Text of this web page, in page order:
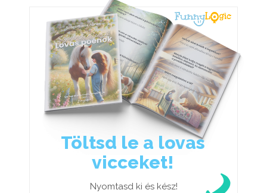
Töltsd le a lovas
vicceket!
Nyomtasd ki és kész!